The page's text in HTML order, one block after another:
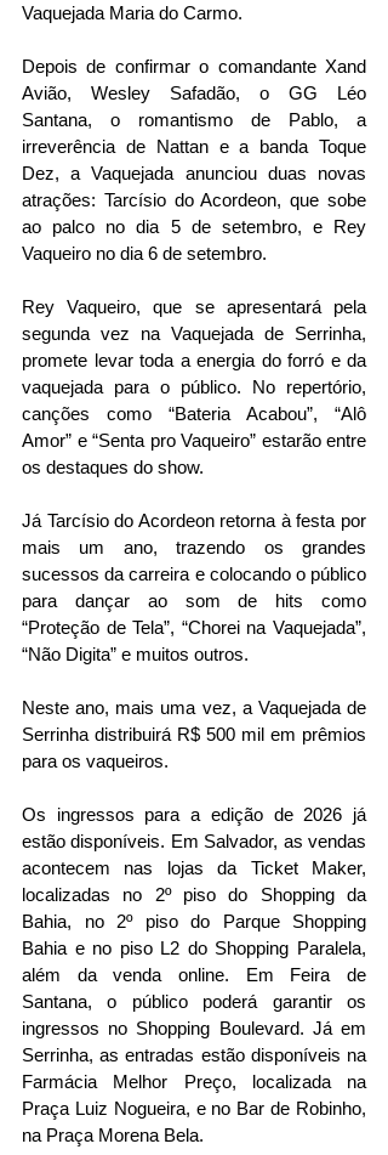
Vaquejada Maria do Carmo.
Depois de confirmar o comandante Xand
Avião, Wesley Safadão, o GG Léo
Santana, o romantismo de Pablo, a
irreverência de Nattan e a banda Toque
Dez, a Vaquejada anunciou duas novas
atrações: Tarcísio do Acordeon, que sobe
ao palco no dia 5 de setembro, e Rey
Vaqueiro no dia 6 de setembro.
Rey Vaqueiro, que se apresentará pela
segunda vez na Vaquejada de Serrinha,
promete levar toda a energia do forró e da
vaquejada para o público. No repertório,
canções como “Bateria Acabou”, “Alô
Amor” e “Senta pro Vaqueiro” estarão entre
os destaques do show.
Já Tarcísio do Acordeon retorna à festa por
mais um ano, trazendo os grandes
sucessos da carreira e colocando o público
para dançar ao som de hits como
“Proteção de Tela”, “Chorei na Vaquejada”,
“Não Digita” e muitos outros.
Neste ano, mais uma vez, a Vaquejada de
Serrinha distribuirá R$ 500 mil em prêmios
para os vaqueiros.
Os ingressos para a edição de 2026 já
estão disponíveis. Em Salvador, as vendas
acontecem nas lojas da Ticket Maker,
localizadas no 2º piso do Shopping da
Bahia, no 2º piso do Parque Shopping
Bahia e no piso L2 do Shopping Paralela,
além da venda online. Em Feira de
Santana, o público poderá garantir os
ingressos no Shopping Boulevard. Já em
Serrinha, as entradas estão disponíveis na
Farmácia Melhor Preço, localizada na
Praça Luiz Nogueira, e no Bar de Robinho,
na Praça Morena Bela.